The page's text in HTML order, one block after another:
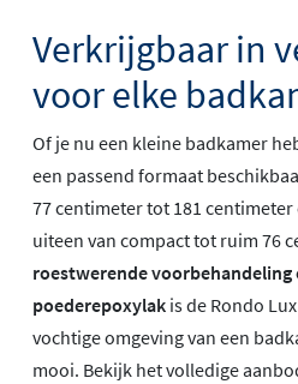
Verkrijgbaar in
voor elke
Of je nu een kleine badkamer
een passend formaat
77 centimeter tot 181
uiteen van compact tot ruim 76
roestwerende voorbehandeling
poederepoxylak is de Rondo
vochtige omgeving van een
mooi. Bekijk het volledige